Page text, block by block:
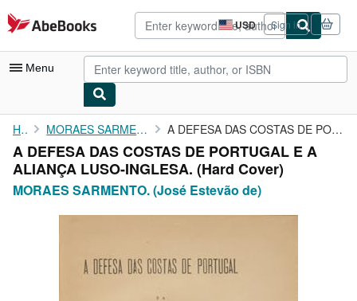
Skip to main content
AbeBooks.com USD
Site
shopping
preferences
Sign in
Menu
My Account
My Purchases
Advanced Search
Browse Collections
Art & Collectibles
Home MORAES SARMENTO. (José Estevão de) A DEFESA DAS COSTAS DE PORTUGAL E A ALIANÇA LUSO-INGLESA.
A DEFESA DAS COSTAS DE PORTUGAL E A
ALIANÇA LUSO-INGLESA. (Hard Cover)
MORAES SARMENTO. (José Estevão de)